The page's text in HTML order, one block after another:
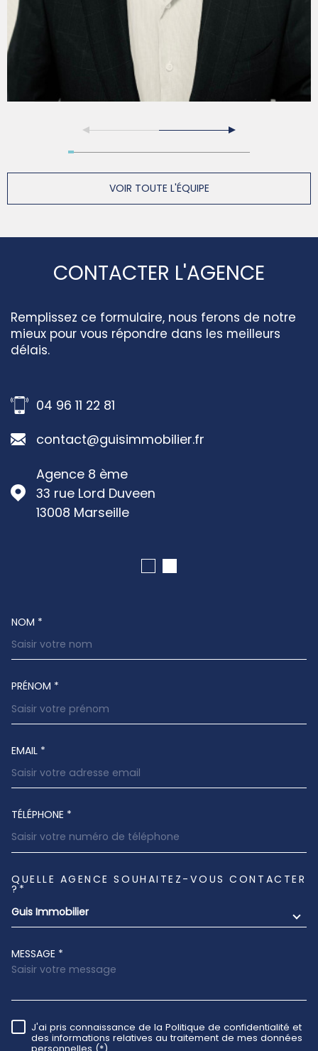
VOIR TOUTE L'ÉQUIPE
CONTACTER L'AGENCE
Remplissez ce formulaire, nous ferons de notre
mieux pour vous répondre dans les meilleurs
délais.
04 96 11 22 81
contact@guisimmobilier.fr
Agence 8 ème
33 rue Lord Duveen
13008
Marseille
TRAD_MELTEM_VOSCOORDONNEES
NOM *
PRÉNOM *
EMAIL *
TÉLÉPHONE *
TRAD_MELTEM_VOREDEMANDE
QUELLE AGENCE SOUHAITEZ-VOUS CONTACTER
?*
Guis Immobilier
MESSAGE *
RÈGLEMENTATION
J'ai pris connaissance de la Politique de confidentialité et
des informations relatives au traitement de mes données